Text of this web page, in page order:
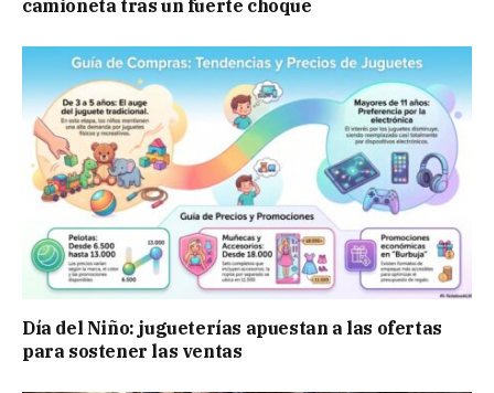
camioneta tras un fuerte choque
Día del Niño: jugueterías apuestan a las ofertas
para sostener las ventas